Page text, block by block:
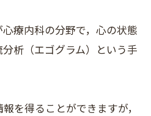
療内科の分野で，心の状態
析（エゴグラム）という手
を得ることができますが，